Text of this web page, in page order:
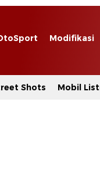
Modifikasi
Shots Mobil